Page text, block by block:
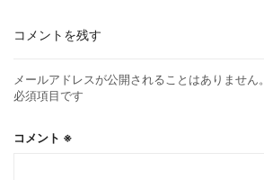
コメントを残す
メールアドレスが公開されることはありません。
必須項目です
コメント ※